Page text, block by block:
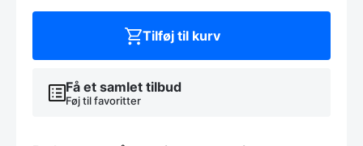
antal
Få et samlet tilbud
Føj til favoritter
Tilføj til kurv